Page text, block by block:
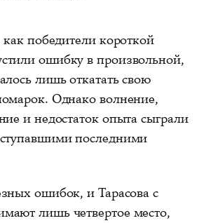
победители короткой
ошибку в произвольной,
лишь откатать свою
Однако волнение,
и недостаток опыта сыграли
последними
ошибок, и Тарасова с
лишь четвертое место,